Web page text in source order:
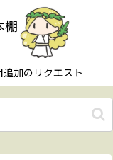
棚
追加のリクエスト